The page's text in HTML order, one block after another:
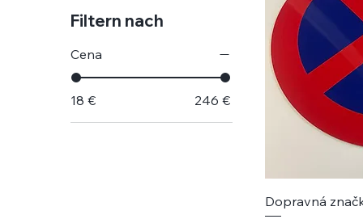
Filtern nach
Cena
18 € 246 €
Dopravná